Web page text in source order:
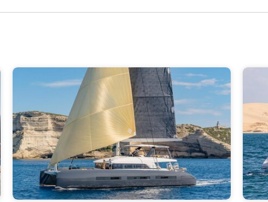
31°
24° 24°
31°
24°
31°
24°
31°
24°
28°
23°
27°
22°